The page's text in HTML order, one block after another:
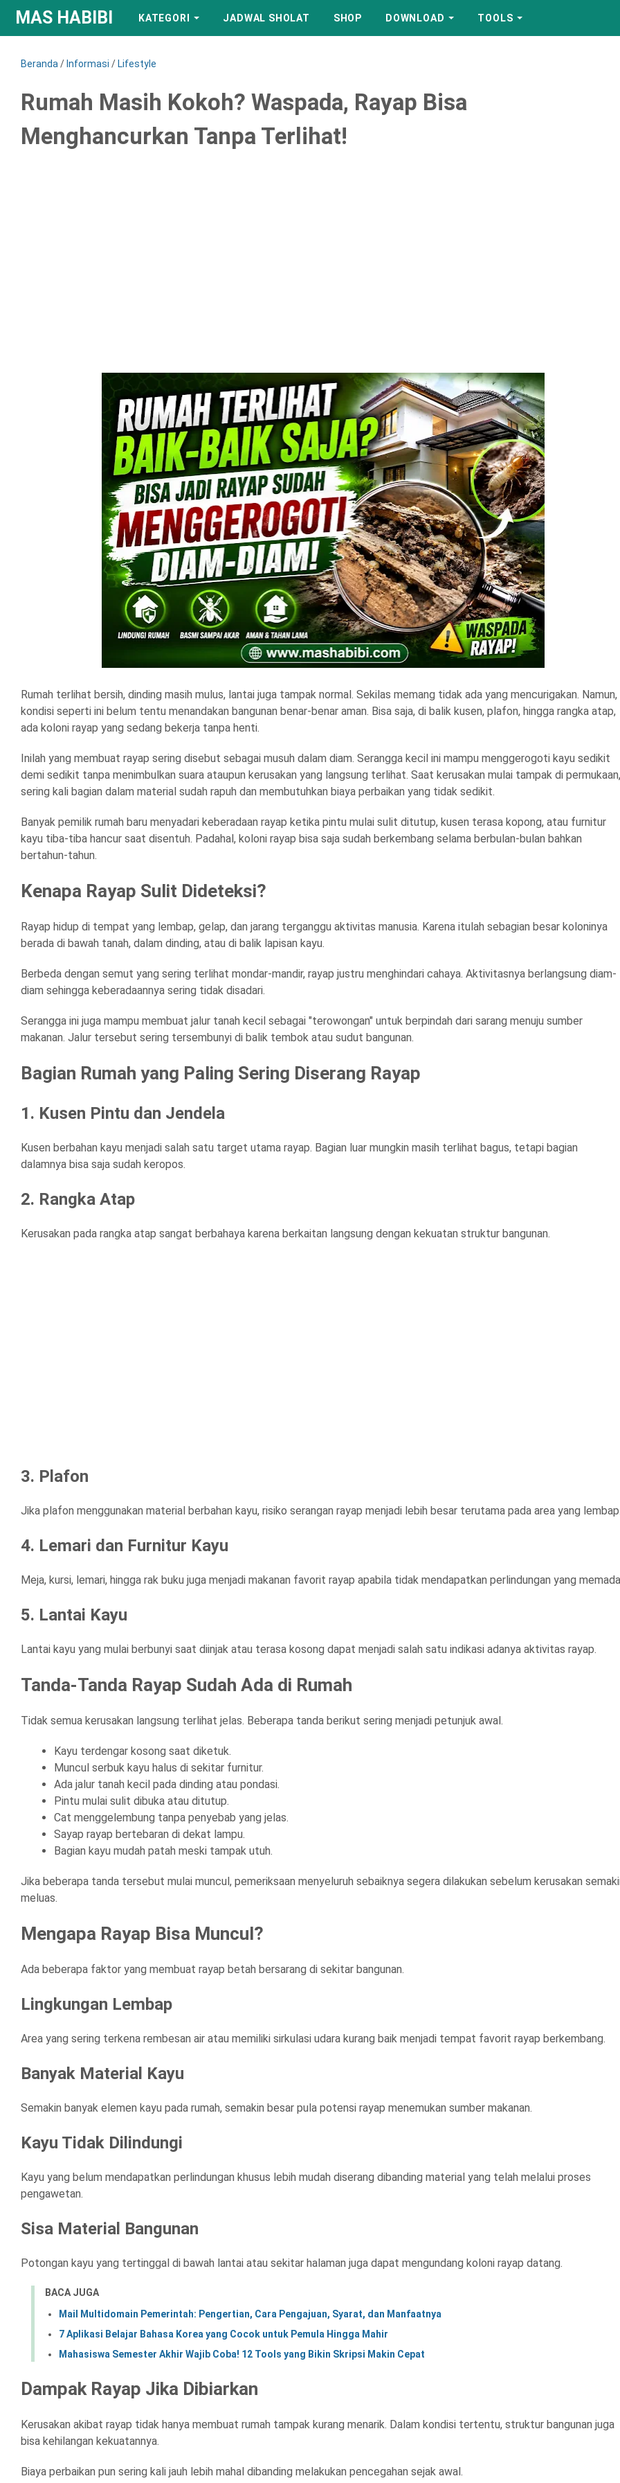
MAS HABIBI KATEGORI JADWAL SHOLAT SHOP DOWNLOAD TOOLS
Beranda / Informasi / Lifestyle
Rumah Masih Kokoh? Waspada, Rayap Bisa
Menghancurkan Tanpa Terlihat!
Rumah terlihat bersih, dinding masih mulus, lantai juga tampak normal. Sekilas memang tidak ada yang mencurigakan. Namun,
kondisi seperti ini belum tentu menandakan bangunan benar-benar aman. Bisa saja, di balik kusen, plafon, hingga rangka atap,
ada koloni rayap yang sedang bekerja tanpa henti.
Inilah yang membuat rayap sering disebut sebagai musuh dalam diam. Serangga kecil ini mampu menggerogoti kayu sedikit
demi sedikit tanpa menimbulkan suara ataupun kerusakan yang langsung terlihat. Saat kerusakan mulai tampak di permukaan,
sering kali bagian dalam material sudah rapuh dan membutuhkan biaya perbaikan yang tidak sedikit.
Banyak pemilik rumah baru menyadari keberadaan rayap ketika pintu mulai sulit ditutup, kusen terasa kopong, atau furnitur
kayu tiba-tiba hancur saat disentuh. Padahal, koloni rayap bisa saja sudah berkembang selama berbulan-bulan bahkan
bertahun-tahun.
Kenapa Rayap Sulit Dideteksi?
Rayap hidup di tempat yang lembap, gelap, dan jarang terganggu aktivitas manusia. Karena itulah sebagian besar koloninya
berada di bawah tanah, dalam dinding, atau di balik lapisan kayu.
Berbeda dengan semut yang sering terlihat mondar-mandir, rayap justru menghindari cahaya. Aktivitasnya berlangsung diam-
diam sehingga keberadaannya sering tidak disadari.
Serangga ini juga mampu membuat jalur tanah kecil sebagai "terowongan" untuk berpindah dari sarang menuju sumber
makanan. Jalur tersebut sering tersembunyi di balik tembok atau sudut bangunan.
Bagian Rumah yang Paling Sering Diserang Rayap
1. Kusen Pintu dan Jendela
Kusen berbahan kayu menjadi salah satu target utama rayap. Bagian luar mungkin masih terlihat bagus, tetapi bagian
dalamnya bisa saja sudah keropos.
2. Rangka Atap
Kerusakan pada rangka atap sangat berbahaya karena berkaitan langsung dengan kekuatan struktur bangunan.
3. Plafon
Jika plafon menggunakan material berbahan kayu, risiko serangan rayap menjadi lebih besar terutama pada area yang
4. Lemari dan Furnitur Kayu
Meja, kursi, lemari, hingga rak buku juga menjadi makanan favorit rayap apabila tidak mendapatkan perlindungan yang
5. Lantai Kayu
Lantai kayu yang mulai berbunyi saat diinjak atau terasa kosong dapat menjadi salah satu indikasi adanya aktivitas rayap.
Tanda-Tanda Rayap Sudah Ada di Rumah
Tidak semua kerusakan langsung terlihat jelas. Beberapa tanda berikut sering menjadi petunjuk awal.
Kayu terdengar kosong saat diketuk.
Muncul serbuk kayu halus di sekitar furnitur.
Ada jalur tanah kecil pada dinding atau pondasi.
Pintu mulai sulit dibuka atau ditutup.
Cat menggelembung tanpa penyebab yang jelas.
Sayap rayap bertebaran di dekat lampu.
Bagian kayu mudah patah meski tampak utuh.
Jika beberapa tanda tersebut mulai muncul, pemeriksaan menyeluruh sebaiknya segera dilakukan sebelum kerusakan
meluas.
Mengapa Rayap Bisa Muncul?
Ada beberapa faktor yang membuat rayap betah bersarang di sekitar bangunan.
Lingkungan Lembap
Area yang sering terkena rembesan air atau memiliki sirkulasi udara kurang baik menjadi tempat favorit rayap berkembang.
Banyak Material Kayu
Semakin banyak elemen kayu pada rumah, semakin besar pula potensi rayap menemukan sumber makanan.
Kayu Tidak Dilindungi
Kayu yang belum mendapatkan perlindungan khusus lebih mudah diserang dibanding material yang telah melalui proses
pengawetan.
Sisa Material Bangunan
Potongan kayu yang tertinggal di bawah lantai atau sekitar halaman juga dapat mengundang koloni rayap datang.
BACA JUGA
Mail Multidomain Pemerintah: Pengertian, Cara Pengajuan, Syarat, dan Manfaatnya
7 Aplikasi Belajar Bahasa Korea yang Cocok untuk Pemula Hingga Mahir
Mahasiswa Semester Akhir Wajib Coba! 12 Tools yang Bikin Skripsi Makin Cepat
Dampak Rayap Jika Dibiarkan
Kerusakan akibat rayap tidak hanya membuat rumah tampak kurang menarik. Dalam kondisi tertentu, struktur bangunan juga
bisa kehilangan kekuatannya.
Biaya perbaikan pun sering kali jauh lebih mahal dibanding melakukan pencegahan sejak awal.